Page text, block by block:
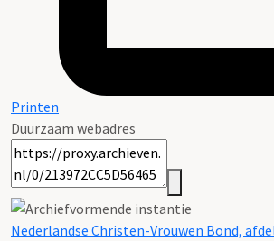
Printen
Duurzaam webadres
Nederlandse Christen-Vrouwen Bond,